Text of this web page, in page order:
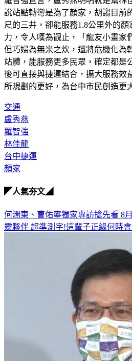
說站點轉彎是為了顏家，胡謅目前
尺的三井，卻能服務1.8公里外的
力，令人嘆為觀止，「龍友小畫家
但巧婦為無米之炊，還將危機化為
站體，能服務更多民眾，確定都是
後可直接與捷運結合，擴大服務效
所規劃的更好，為台中市民創造更
交通
盧秀燕
羅智強
林佳龍
台中捷運
顏家
◤人氣夯文◢
何潤東、曹佑寧獨家專訪搶先看 8
靈夥伴 超準測字!這輩子正緣何時